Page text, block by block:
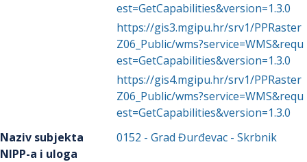
est=GetCapabilities&version=1.3.0
https://gis3.mgipu.hr/srv1/PPRaster
Z06_Public/wms?service=WMS&requ
est=GetCapabilities&version=1.3.0
https://gis4.mgipu.hr/srv1/PPRaster
Z06_Public/wms?service=WMS&requ
est=GetCapabilities&version=1.3.0
Naziv subjekta
NIPP-a i uloga
0152 -Grad Đurđevac - Skrbnik